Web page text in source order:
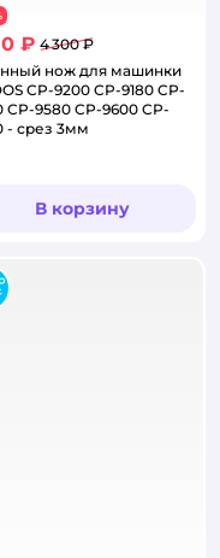
₽ 4 300 ₽
нож для машинки
CP-9200 CP-9180 CP-
CP-9580 CP-9600 CP-
- срез 3мм
В корзину